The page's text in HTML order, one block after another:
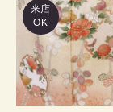
来店
OK